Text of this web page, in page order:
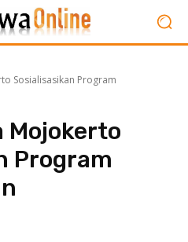
Sosialisasikan Program
Mojokerto
Program